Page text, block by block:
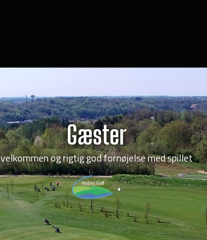
Gæster
velkommen og rigtig god fornøjelse med spillet